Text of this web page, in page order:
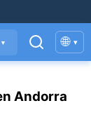
▼ 🌐 ▾
Andorra